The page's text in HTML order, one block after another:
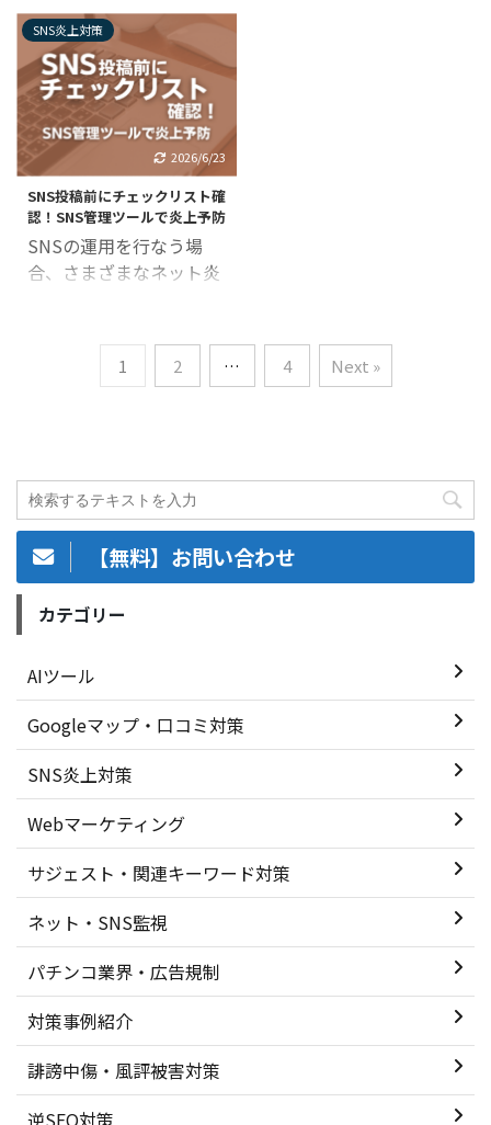
業アカウントをどのよう
に扱ったら良いか困って
いる担当者の方は、ぜひ
参考にしてみてくださ
い。 企業SNS運用は悩み
分析＆課題発見が重要
SNS運用についての悩み
は、企 ...
に注力している企業で
は、SNS上に投稿されて
いる情報を確認すること
が、大きな利益に繋がる
可能性があります。 その
ため、SNSの情報確認が
業務の一つになっている
会社も少なくないでしょ
う。しかしSNSをチェッ
クする際は、いくつかの
ことに注意しなければな
要性と、おすすめのチェ
ック方法について解説し
情報などに騙されず、信
頼性の高い情報を得るた
めの参考に ...
い。 SNS管理ツールと
は？ SNS管理ツールは、
SNS炎上対策
2026/6/23
SNS投稿前にチェックリスト確
認！SNS管理ツールで炎上予防
SNSの運用を行なう場
合、さまざまなネット炎
る公式アカウントでは、
誤投稿（誤爆）などによ
付けなければいけませ
ん。 この記事ではそんな
ネット炎上に備えて、
SNS運用担当者向けに誤
投稿・投稿ミスの予防策
や、投稿前のチェックリ
管理ツール（SNS投稿支
援ツール／SNS投稿監視
ツール）についても説明
しているので、ぜひ参考
にしてみてください。
SNS投稿前に知っておき
たい誤投稿・投 ...
1 2 … 4 Next »
【無料】お問い合わせ
カテゴリー
AIツール
Googleマップ・口コミ対策
SNS炎上対策
Webマーケティング
サジェスト・関連キーワード対策
ネット・SNS監視
パチンコ業界・広告規制
対策事例紹介
誹謗中傷・風評被害対策
逆SEO対策